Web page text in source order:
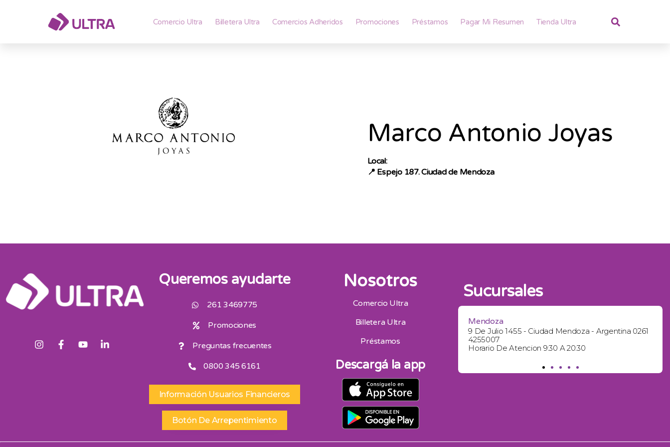
Comercio Ultra Billetera Ultra Comercios Adheridos Promociones Préstamos Pagar Mi Resumen Tienda Ultra
Marco Antonio Joyas
Local:
📍 Espejo 187. Ciudad de Mendoza
Queremos ayudarte
261 3469775
Promociones
Preguntas frecuentes
0800 345 6161
Información Usuarios Financieros
Botón De Arrepentimiento
Nosotros
Comercio Ultra
Billetera Ultra
Préstamos
Descargá la app
Sucursales
Horario De Atencion 9:00 A 13:00 | 16:30 A 20:30
Sábados 9:00 A 13:00
Mendoza
9 De Julio 1455 - Ciudad Mendoza - Argentina 0261
4255007
Horario De Atencion 9:30 A 20:30